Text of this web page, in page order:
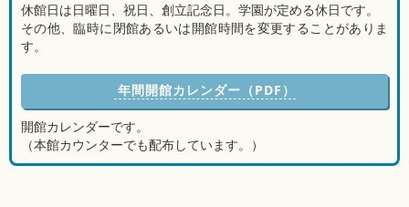
休館日は日曜日、祝日、創立記念日。学園が定める休日です。
その他、臨時に閉館あるいは開館時間を変更することがありま
す。
年間開館カレンダー（PDF）
開館カレンダーです。
（本館カウンターでも配布しています。）